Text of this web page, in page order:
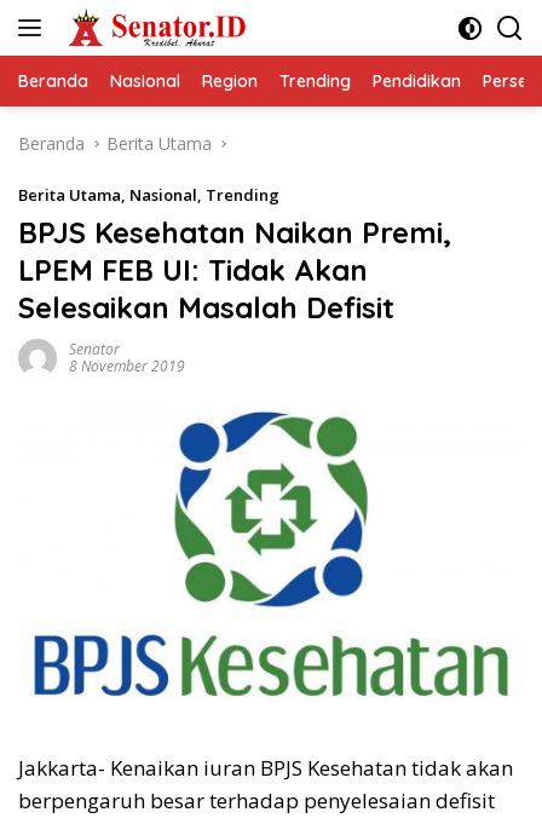
Beranda Nasional Region Trending Pendidikan
Beranda Berita Utama
Berita Utama, Nasional, Trending
BPJS Kesehatan Naikan Premi,
LPEM FEB UI: Tidak Akan
Selesaikan Masalah Defisit
Senator
8 November 2019
Jakkarta- Kenaikan iuran BPJS Kesehatan tidak akan
berpengaruh besar terhadap penyelesaian defisit